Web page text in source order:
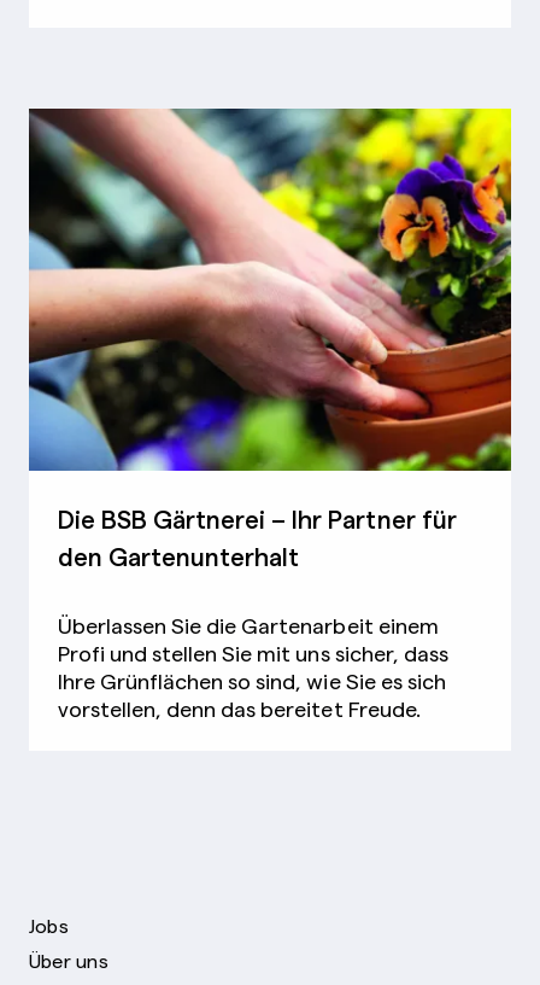
Die BSB Gärtnerei – Ihr Partner für
den Gartenunterhalt
Überlassen Sie die Gartenarbeit einem
Profi und stellen Sie mit uns sicher, dass
Ihre Grünflächen so sind, wie Sie es sich
vorstellen, denn das bereitet Freude.
Jobs
Über uns